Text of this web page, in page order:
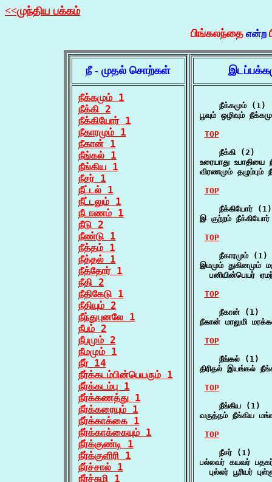
<<முந்திய பக்கம்
பிங்கலந்தை என்ற
நீ - முதல் சொற்கள்
நீக்கமும் 1
நீக்கி 2
நீக்கியோர் 1
நீகாரமும் 1
நீகான் 1
நீங்கல் 1
நீங்கிய 1
நீசர் 1
நீட்டல் 1
நீட்டலும் 1
நீடாணம் 1
நீடு 2
நீண்டு 1
நீத்தம் 1
நீத்தல் 1
நீத்தோர் 1
நீதி 2
நீதிகேடு 1
நீதியும் 2
நீந்துபுனலே 1
நீபம் 2
நீபமும் 2
நீமமும் 1
நீர் 14
நீர்க்கடம்பின்பெயரும் 1
நீர்க்கடம்பு 1
நீர்க்கணத்து 1
நீர்க்கரையும் 1
நீர்க்காக்கை 1
நீர்க்காக்கையும் 1
நீர்க்குண்டி 1
நீர்க்குளிரி 1
நீர்ச்சால் 1
நீர்ச்சுழி 1
    நீக்கமும் (1)
பூவும் ஒழிவும்
TOP
    நீக்கி (2)
உரையாது
விரணமும்
TOP
    நீக்கியோர் (1)
இ குற்றம்
TOP
    நீகாரமும் (1)
இமமும் துகினமும்
பனியின்பெயர்
TOP
    நீகான் (1)
நீகான் மாலுமி
TOP
    நீங்கல் (1)
திரிதல் இயங்கல்
TOP
    நீங்கிய (1)
வருத்தம் நீங்கிய
TOP
    நீசர் (1)
பல்லவர் கயவர்
புல்லர் பூரியர்